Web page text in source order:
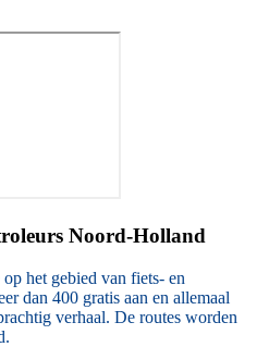
Noord-Holland
het gebied van fiets- en
dan 400 gratis aan en allemaal
verhaal. De routes worden